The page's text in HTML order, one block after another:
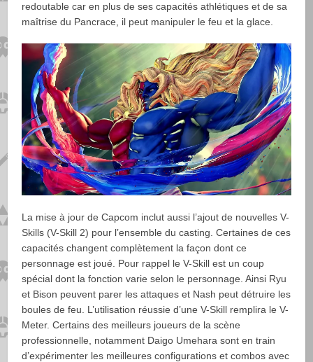
redoutable car en plus de ses capacités athlétiques et de sa
maîtrise du Pancrace, il peut manipuler le feu et la glace.
La mise à jour de Capcom inclut aussi l’ajout de nouvelles V-
Skills (V-Skill 2) pour l’ensemble du casting. Certaines de ces
capacités changent complètement la façon dont ce
personnage est joué. Pour rappel le V-Skill est un coup
spécial dont la fonction varie selon le personnage. Ainsi Ryu
et Bison peuvent parer les attaques et Nash peut détruire les
boules de feu. L’utilisation réussie d’une V-Skill remplira le V-
Meter. Certains des meilleurs joueurs de la scène
professionnelle, notamment Daigo Umehara sont en train
d’expérimenter les meilleures configurations et combos avec